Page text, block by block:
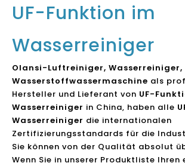
UF-Funktion im
Wasserreiniger
Olansi-Luftreiniger, Wasserreiniger,
Wasserstoffwassermaschine als
Hersteller und Lieferant von UF-
Wasserreiniger in China, haben alle
Wasserreiniger die internationalen
Zertifizierungsstandards für die
Sie können von der Qualität absolut
Wenn Sie in unserer Produktliste Ihren